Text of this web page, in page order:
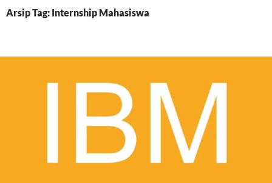
Arsip Tag: Internship Mahasiswa